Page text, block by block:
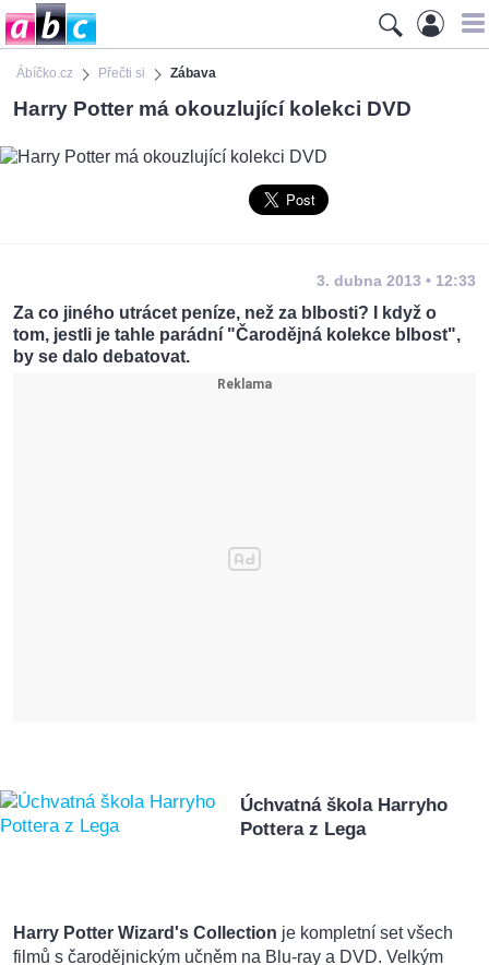
Ábíčko.cz Přečti si Zábava
Harry Potter má okouzlující kolekci DVD
3. dubna 2013 • 12:33
Za co jiného utrácet peníze, než za blbosti? I když o
tom, jestli je tahle parádní "Čarodějná kolekce blbost",
by se dalo debatovat.
Úchvatná škola Harryho
Pottera z Lega
Harry Potter Wizard's Collection je kompletní set všech
filmů s čarodějnickým učněm na Blu-ray a DVD. Velkým